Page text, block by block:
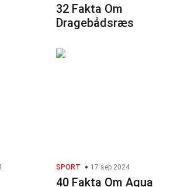
32 Fakta Om
Dragebådsræs
SPORT 17 sep 2024
40 Fakta Om Aqua